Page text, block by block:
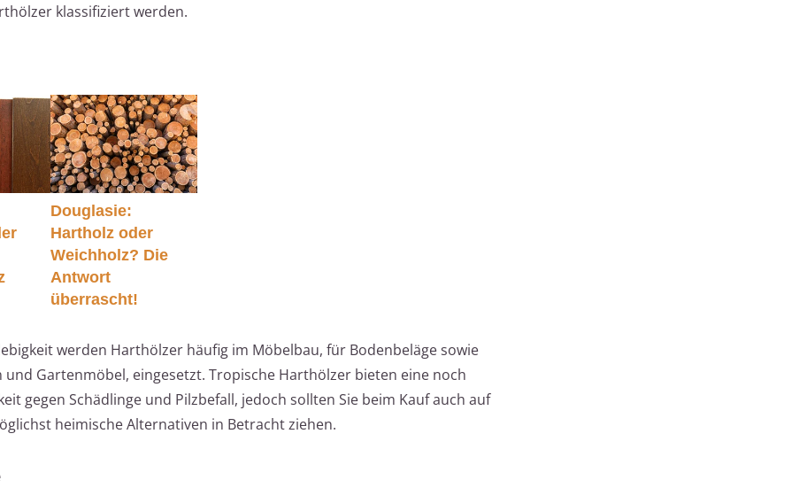
klassifiziert werden.
Douglasie:
Hartholz oder
Weichholz? Die
Antwort
überrascht!
werden Harthölzer häufig im Möbelbau, für Bodenbeläge sowie
Gartenmöbel, eingesetzt. Tropische Harthölzer bieten eine noch
gegen Schädlinge und Pilzbefall, jedoch sollten Sie beim Kauf auch auf
heimische Alternativen in Betracht ziehen.